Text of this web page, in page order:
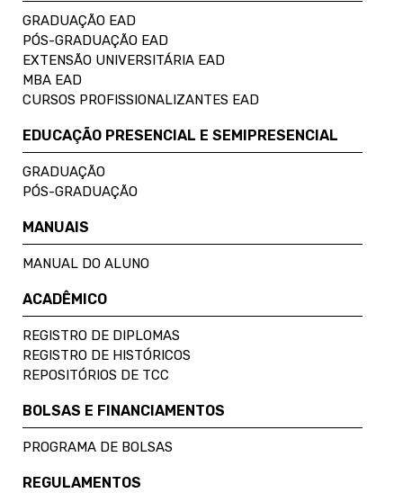
GRADUAÇÃO EAD
PÓS-GRADUAÇÃO EAD
EXTENSÃO UNIVERSITÁRIA EAD
MBA EAD
CURSOS PROFISSIONALIZANTES EAD
EDUCAÇÃO PRESENCIAL E SEMIPRESENCIAL
GRADUAÇÃO
PÓS-GRADUAÇÃO
MANUAIS
MANUAL DO ALUNO
ACADÊMICO
REGISTRO DE DIPLOMAS
REGISTRO DE HISTÓRICOS
REPOSITÓRIOS DE TCC
BOLSAS E FINANCIAMENTOS
PROGRAMA DE BOLSAS
REGULAMENTOS